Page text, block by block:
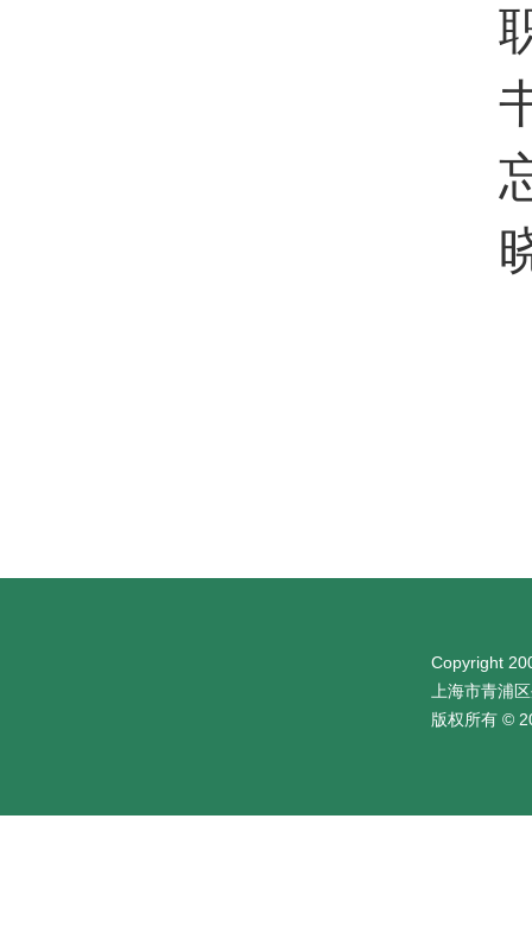
Copyright
上海市青浦
版权所有 ©